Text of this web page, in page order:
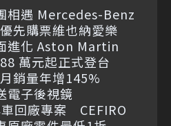
相遇 Mercedes-Benz
先購票維也納愛樂
進化 Aston Martin
萬元起正式登台
銷量年增145%
電子後視鏡
車回廠專案 CEFIRO